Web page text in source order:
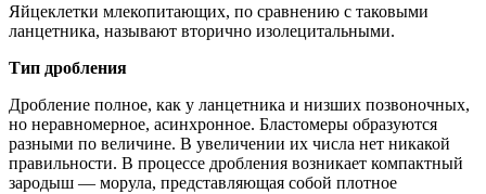
Яйцеклетки млекопитающих, по сравнению с таковыми
ланцет­ника, называют вторично изолецитальными.
Тип дробления
Дробление полное, как у ланцетника и низших позвоночных,
но неравномерное, асинхронное. Бластомеры образуются
разны­ми по величине. В увеличении их числа нет никакой
правильности. В процессе дробления возникает компактный
зародыш — морула, пред­ставляющая собой плотное